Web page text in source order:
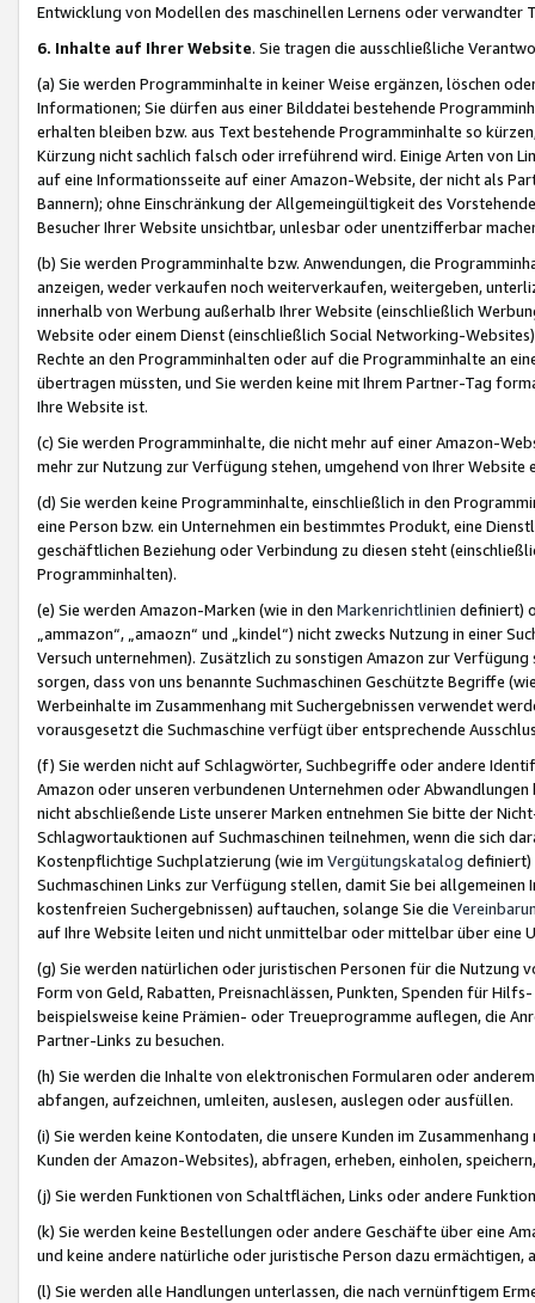
Entwicklung von Modellen des maschinellen Lernens oder
6. Inhalte auf Ihrer Website. Sie tragen die ausschließliche
(a) Sie werden Programminhalte in keiner Weise ergänzen, löschen
Informationen; Sie dürfen aus einer Bilddatei bestehende
erhalten bleiben bzw. aus Text bestehende Programminhalte so
Kürzung nicht sachlich falsch oder irreführend wird. Einige Arten von
auf eine Informationsseite auf einer Amazon-Website, der nicht als
Bannern); ohne Einschränkung der Allgemeingültigkeit des
Besucher Ihrer Website unsichtbar, unlesbar oder unentzifferbar
(b) Sie werden Programminhalte bzw. Anwendungen, die
anzeigen, weder verkaufen noch weiterverkaufen, weitergeben,
innerhalb von Werbung außerhalb Ihrer Website (einschließlich
Website oder einem Dienst (einschließlich Social Networking-
Rechte an den Programminhalten oder auf die Programminhalte an
übertragen müssten, und Sie werden keine mit Ihrem Partner-Tag
Ihre Website ist.
(c) Sie werden Programminhalte, die nicht mehr auf einer Amazon-
mehr zur Nutzung zur Verfügung stehen, umgehend von Ihrer
(d) Sie werden keine Programminhalte, einschließlich in den
eine Person bzw. ein Unternehmen ein bestimmtes Produkt, eine
geschäftlichen Beziehung oder Verbindung zu diesen steht
Programminhalten).
(e) Sie werden Amazon-Marken (wie in den Markenrichtlinien definiert)
„ammazon“, „amaozn“ und „kindel“) nicht zwecks Nutzung in einer
Versuch unternehmen). Zusätzlich zu sonstigen Amazon zur
sorgen, dass von uns benannte Suchmaschinen Geschützte Begriffe
Werbeinhalte im Zusammenhang mit Suchergebnissen verwendet
vorausgesetzt die Suchmaschine verfügt über entsprechende
(f) Sie werden nicht auf Schlagwörter, Suchbegriffe oder andere
Amazon oder unseren verbundenen Unternehmen oder
nicht abschließende Liste unserer Marken entnehmen Sie bitte der
Schlagwortauktionen auf Suchmaschinen teilnehmen, wenn die sich
Kostenpflichtige Suchplatzierung (wie im Vergütungskatalog definiert)
Suchmaschinen Links zur Verfügung stellen, damit Sie bei
kostenfreien Suchergebnissen) auftauchen, solange Sie die
auf Ihre Website leiten und nicht unmittelbar oder mittelbar über eine
(g) Sie werden natürlichen oder juristischen Personen für die Nutzung
Form von Geld, Rabatten, Preisnachlässen, Punkten, Spenden für
beispielsweise keine Prämien- oder Treueprogramme auflegen, die
Partner-Links zu besuchen.
(h) Sie werden die Inhalte von elektronischen Formularen oder
abfangen, aufzeichnen, umleiten, auslesen, auslegen oder ausfüllen.
(i) Sie werden keine Kontodaten, die unsere Kunden im
Kunden der Amazon-Websites), abfragen, erheben, einholen,
(j) Sie werden Funktionen von Schaltflächen, Links oder andere
(k) Sie werden keine Bestellungen oder andere Geschäfte über eine
und keine andere natürliche oder juristische Person dazu
(l) Sie werden alle Handlungen unterlassen, die nach vernünftigem